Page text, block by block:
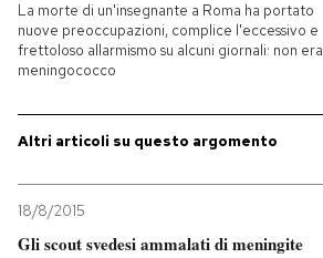
PODCAST
La morte di un'insegnante a Roma ha portato
nuove preoccupazioni, complice l'eccessivo e
frettoloso allarmismo su alcuni giornali: non era
meningococco
Altri articoli su questo argomento
18/8/2015
Gli scout svedesi ammalati di meningite